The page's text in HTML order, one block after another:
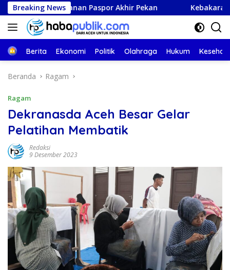
Langsung
ke
konten
Breaking News
Layanan Paspor Akhir Pekan Kebakaran Hebat
Beranda
Berita Ekonomi Politik Olahraga Hukum
Beranda Ragam
Ragam
Dekranasda Aceh Besar Gelar
Pelatihan Membatik
Redaksi
9 Desember 2023